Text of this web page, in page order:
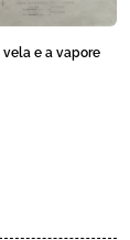
e a vapore